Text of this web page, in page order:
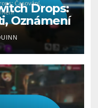
Drops:
Oznámení